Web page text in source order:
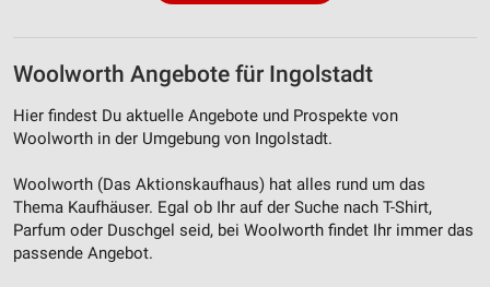
Woolworth Angebote für Ingolstadt
Hier findest Du aktuelle Angebote und Prospekte von
Woolworth in der Umgebung von Ingolstadt.
Woolworth (Das Aktionskaufhaus) hat alles rund um das
Thema Kaufhäuser. Egal ob Ihr auf der Suche nach T-Shirt,
Parfum oder Duschgel seid, bei Woolworth findet Ihr immer das
passende Angebot.